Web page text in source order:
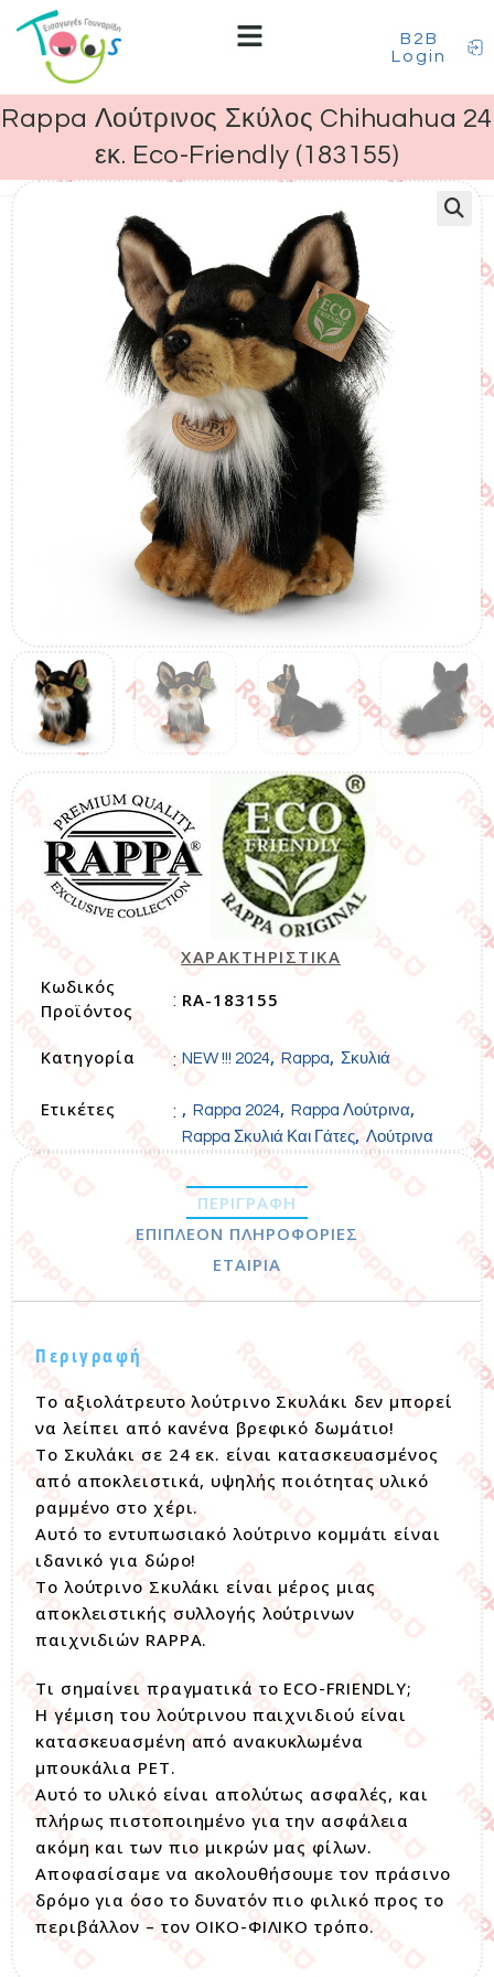
B2B
Login
Rappa Λούτρινος Σκύλος Chihuahua 24
εκ. Eco-Friendly (183155)
ΧΑΡΑΚΤΗΡΙΣΤΙΚΑ
Κωδικός
Προϊόντος
: RA-183155
Κατηγορία : NEW !!! 2024, Rappa, Σκυλιά
Ετικέτες : , Rappa 2024, Rappa Λούτρινα,
Rappa Σκυλιά Και Γάτες, Λούτρινα
ΠΕΡΙΓΡΑΦΉ
ΕΠΙΠΛΈΟΝ ΠΛΗΡΟΦΟΡΊΕΣ
ΕΤΑΙΡΊΑ
Περιγραφή
Το αξιολάτρευτο λούτρινο Σκυλάκι δεν μπορεί
να λείπει από κανένα βρεφικό δωμάτιο!
Το Σκυλάκι σε 24 εκ. είναι κατασκευασμένος
από αποκλειστικά, υψηλής ποιότητας υλικό
ραμμένο στο χέρι.
Αυτό το εντυπωσιακό λούτρινο κομμάτι είναι
ιδανικό για δώρο!
Το λούτρινο Σκυλάκι είναι μέρος μιας
αποκλειστικής συλλογής λούτρινων
παιχνιδιών RAPPA.
Τι σημαίνει πραγματικά το ECO-FRIENDLY;
Η γέμιση του λούτρινου παιχνιδιού είναι
κατασκευασμένη από ανακυκλωμένα
μπουκάλια PET.
Αυτό το υλικό είναι απολύτως ασφαλές, και
πλήρως πιστοποιημένο για την ασφάλεια
ακόμη και των πιο μικρών μας φίλων.
Αποφασίσαμε να ακολουθήσουμε τον πράσινο
δρόμο για όσο το δυνατόν πιο φιλικό προς το
περιβάλλον – τον ΟΙΚΟ-ΦΙΛΙΚΟ τρόπο.